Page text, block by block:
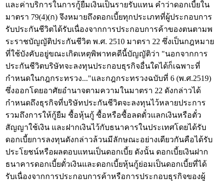
และค่าบริการในการกู้ยืมเงินเป็นรายรับแทน คำว่าดอกเบี้ยใน
มาตรา 79(4)(ก) จึงหมายถึงดอกเบี้ยทุกประเภทที่ผู้ประกอบการ
รับประกันชีวิตได้รับเนื่องจากการประกอบการค้าของตนตามพ
ระราชบัญญัติประกันชีวิต พ.ศ. 2510 มาตรา 22 ซึ่งเป็นกฎหมาย
ที่ใช้บังคับอยู่ขณะเกิดเหตุพิพาทคดีนี้บัญญัติว่า "นอกจากการ
ประกันชีวิตบริษัทจะลงทุนประกอบธุรกิจอื่นใดได้ก็เฉพาะที่
กำหนดในกฎกระทรวง..."และกฎกระทรวงฉบับที่ 6 (พ.ศ.2519)
ซึ่งออกโดยอาศัยอำนาจตามความในมาตรา 22 ดังกล่าวได้
กำหนดถึงธุรกิจที่บริษัทประกันชีวิตจะลงทุนไว้หลายประการ
รวมถึงการให้กู้ยืม ซื้อหุ้นกู้ ซื้อหรือซื้อลดตั๋วแลกเงินหรือตั๋ว
สัญญาใช้เงิน และฝากเงินไว้กับธนาคารในประเทศโดยได้รับ
ดอกเบี้ยการลงทุนดังกล่าวล้วนมีลักษณะอย่างเดียวกันคือได้รับ
ประโยชน์หรือผลตอบแทนเป็นดอกเบี้ย ดังนั้น ดอกเบี้ยเงินฝาก
ธนาคารดอกเบี้ยตั๋วเงินและดอกเบี้ยหุ้นกู้ย่อมเป็นดอกเบี้ยที่ได้
รับเนื่องจากการประกอบการค้าหรือการประกอบธุรกิจของผู้